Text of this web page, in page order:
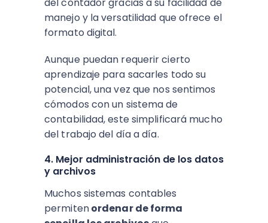
manejo y la versatilidad que ofrece el
formato digital.
Aunque puedan requerir cierto
aprendizaje para sacarles todo su
potencial, una vez que nos sentimos
cómodos con un sistema de
contabilidad, este simplificará mucho
del trabajo del día a día.
4. Mejor administración de los datos
y archivos
Muchos sistemas contables
permitenordenar de forma